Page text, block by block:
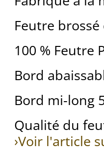
Feutre
100 % Feutre
Bord
Bord mi-long
Qualité du
›Voir l'article